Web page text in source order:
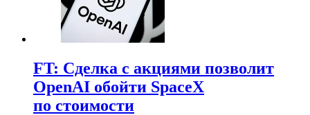
FT: Сделка с акциями позволит
OpenAI обойти SpaceX
по стоимости